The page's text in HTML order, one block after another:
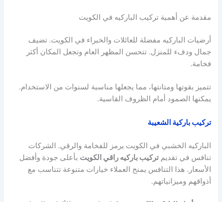
مقدمة عن أهمية تركيب الباركيه في الكويت
أرضيات الباركيه مفضلة للعائلات والخبراء في الكويت. تضيف
جمال ودفء للمنزل. تتحسن المظهر العام وتجعل المكان أكثر
فخامة.
تتميز بقوتها ومتانتها، مما يجعلها مناسبة لسنوات من الاستخدام.
يمكنها الصمود أمام الظروف القاسية.
تركيب باركية الشعيبة
الباركيه الخشبي في الكويت يرمز للفخامة والرقي. الشركات
تنافس في تقديمتركيب باركيه راقي الكويت بأعلى جودة وأفضل
الأسعار. هذا التنافس يمنح العملاء خيارات متنوعة تتناسب مع
أذواقهم وميزانياتهم.